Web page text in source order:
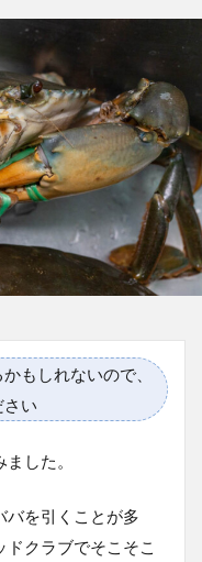
もしれないので、
さい
した。
バを引くことが多
クラブでそこそこ